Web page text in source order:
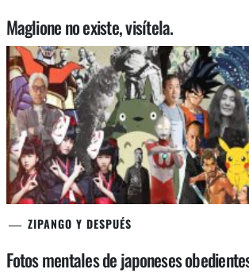
Maglione no existe, visítela.
ZIPANGO Y DESPUÉS
Fotos mentales de japoneses